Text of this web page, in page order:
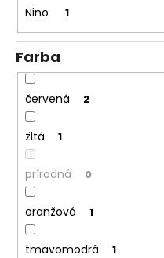
Nino 1
Farba
červená 2
žltá 1
prírodná 0
oranžová 1
tmavomodrá 1
O
d
p
ú
a
m